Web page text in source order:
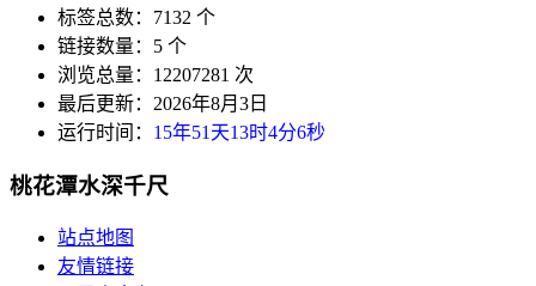
标签总数：7132 个
链接数量：5 个
浏览总量：12207281 次
最后更新：2026年8月3日
运行时间： 15年51天13时4分7秒
桃花潭水深千尺
站点地图
友情链接